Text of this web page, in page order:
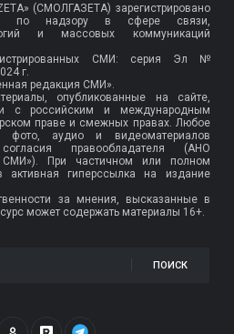
(СМОЛГАЗЕТА) зарегистрировано
по надзору в сфере связи,
и массовых коммуникаций
СМИ: серия Эл №
г.
редакция СМИ».
опубликованные на сайте,
с российским и международным
праве и смежных правах. Любое
фото, аудио и видеоматериалов
правообладателя (АНО
СМИ»). При частичном или полном
активная гиперссылка на издание
за мнения, высказанные в
может содержать материалы 16+.
ПОИСК